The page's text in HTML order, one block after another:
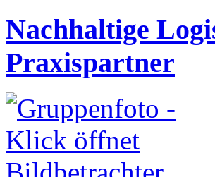
Nachhaltige
Praxispartner